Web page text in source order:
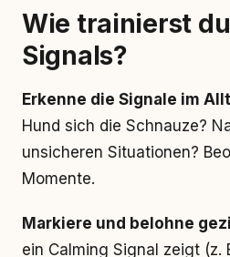
Wie trainierst
Signals?
Erkenne die Signale im
Hund sich die Schnauze?
unsicheren Situationen?
Momente.
Markiere und belohne
ein Calming Signal zeigt (z.